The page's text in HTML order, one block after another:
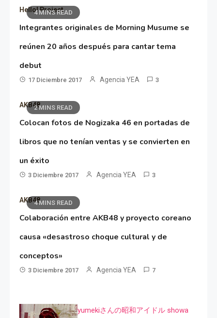
4 MINS READ
Hello! Project
Integrantes originales de Morning Musume se
reúnen 20 años después para cantar tema
debut
17 Diciembre 2017 Agencia YEA 3
2 MINS READ
AKB48
Colocan fotos de Nogizaka 46 en portadas de
libros que no tenían ventas y se convierten en
un éxito
3 Diciembre 2017 Agencia YEA 3
4 MINS READ
AKB48
Colaboración entre AKB48 y proyecto coreano
causa «desastroso choque cultural y de
conceptos»
3 Diciembre 2017 Agencia YEA 7
yumekiさんの昭和アイドル showa